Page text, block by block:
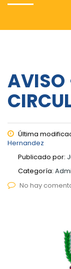
AVISO
Última
Hernandez
Publicado por:
Categoría:
No hay